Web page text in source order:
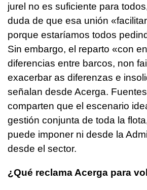
jurel no es suficiente para
duda de que esa unión «
porque estaríamos todos
Sin embargo, el reparto «con
diferencias entre barcos, non
exacerbar as diferenzas e
señalan desde Acerga.
comparten que el escenario
gestión conjunta de toda la
puede imponer ni desde la
desde el sector.
¿Qué reclama Acerga para